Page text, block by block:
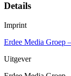
Details
Imprint
Erdee Media Groep
Uitgever